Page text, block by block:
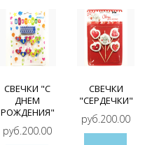
СВЕЧКИ "С
ДНЕМ
РОЖДЕНИЯ"
руб.200.00
СВЕЧКИ
"СЕРДЕЧКИ"
руб.200.00